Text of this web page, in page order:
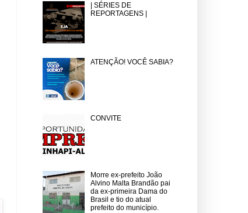
| SÉRIES DE
REPORTAGENS |
ATENÇÃO! VOCÊ SABIA?
CONVITE
Morre ex-prefeito João
Alvino Malta Brandão pai
da ex-primeira Dama do
Brasil e tio do atual
prefeito do município.